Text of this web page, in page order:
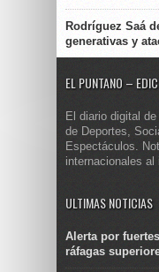
Rodríguez Saá
generativas y
EL PUNTANO –
El diario digital
de Deportes,
Espectáculos.
internacionales al
ULTIMAS NOTICIAS
Alerta por
ráfagas